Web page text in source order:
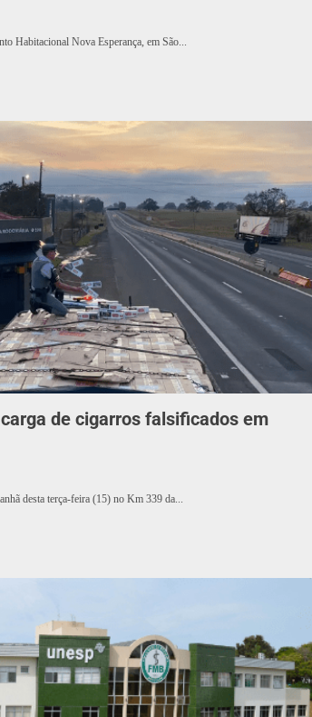
Habitacional Nova Esperança, em São...
de cigarros falsificados em
desta terça-feira (15) no Km 339 da...